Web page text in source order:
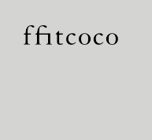
contenido